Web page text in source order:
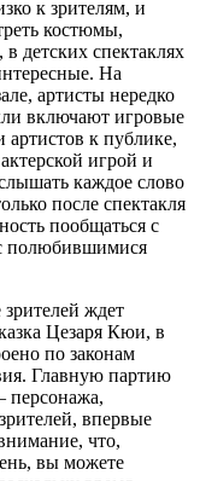
к зрителям, и
костюмы,
детских спектаклях
На
артисты нередко
включают игровые
артистов к публике,
игрой и
каждое слово
после спектакля
пообщаться с
полюбившимися
ждет
Цезаря Кюи, в
по законам
Главную партию
персонажа,
впервые
что,
вы можете